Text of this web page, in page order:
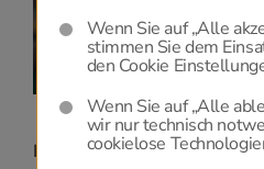
Pulkau
Wenn Sie auf „Alle
stimmen Sie dem
den Cookie
Wenn Sie auf „Alle
wir nur technisch
cookielose